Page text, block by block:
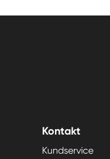
Kontakt
Kundservice